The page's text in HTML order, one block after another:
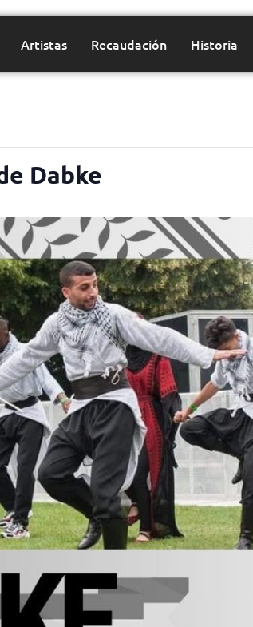
Artistas Recaudación Historia
Dabke